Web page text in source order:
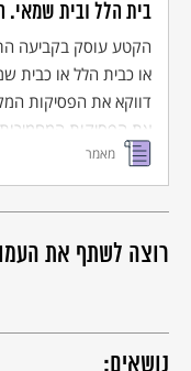
רוצה לשתף את
בית הלל ובית שמאי.
הקטע עוסק בקביעה
או כבית הלל או כבית
דווקא את הפסיקות
את הפסיקות
כסיל.
מאמר
נושאים: